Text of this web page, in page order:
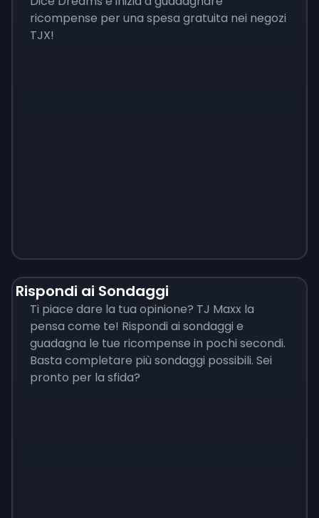
ricompense per una spesa gratuita nei negozi
TJX!
Rispondi ai Sondaggi
Ti piace dare la tua opinione? TJ Maxx la
pensa come te! Rispondi ai sondaggi e
guadagna le tue ricompense in pochi secondi.
Basta completare più sondaggi possibili. Sei
pronto per la sfida?